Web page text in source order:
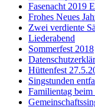
Fasenacht 2019
Frohes Neues
Zwei verdiente
Liederabend
Sommerfest 2018
Hüttenfest
Singstunden
Familientag